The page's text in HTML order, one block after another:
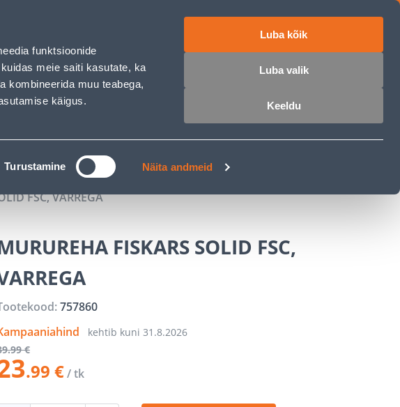
funktsioonide
meie saiti kasutate, ka
kombineerida muu teabega,
käigus.
Turustamine Näita andmeid
Luba kõik
Luba valik
Keeldu
Logi sisse
JÄRELMAKS
FSC, VARREGA
FISKARS SOLID FSC,
757860
kehtib kuni 31.8.2026
.99 €
.99 €/ tk